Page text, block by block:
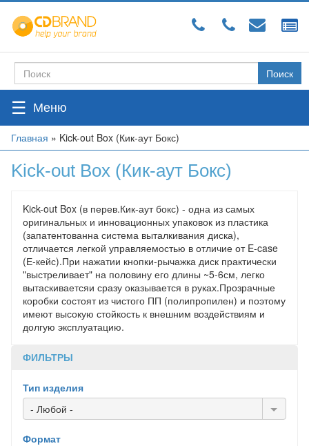
Перейти
основному
Форма
поиска
Поиск
☰
Вы
Главная » Kick-out Box (Кик-аут Бокс)
Kick-out Box (Кик-аут Бокс)
Kick-out Box (в перев.Кик-аут бокс) - одна из самых
оригинальных и инновационных упаковок из пластика
(запатентованна система выталкивания диска),
отличается легкой управляемостью в отличие от E-case
(Е-кейс).При нажатии кнопки-рычажка диск практически
"выстреливает" на половину его длины ~5-6см, легко
вытаскиваетсяи сразу оказывается в руках.Прозрачные
коробки состоят из чистого ПП (полипропилен) и поэтому
имеют высокую стойкость к внешним воздействиям и
долгую эксплуатацию.
ФИЛЬТРЫ
Тип изделия
- Любой -
Формат